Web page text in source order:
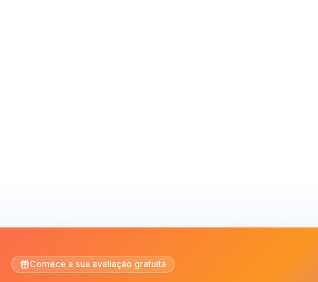
Comece a sua avaliação gratuita